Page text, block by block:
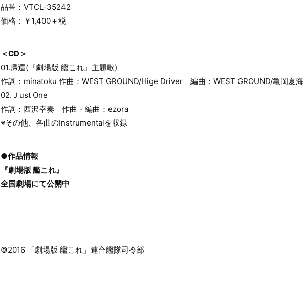
品番：VTCL-35242
価格：￥1,400＋税
＜CD＞
01.帰還(『劇場版 艦これ』主題歌)
作詞：minatoku 作曲：WEST GROUND/Hige Driver 編曲：WEST GROUND/亀岡夏海
02.Ｊust One
作詞：西沢幸奏 作曲・編曲：ezora
※その他、各曲のInstrumentalを収録
●作品情報
『劇場版 艦これ』
全国劇場にて公開中
©2016 「劇場版 艦これ」連合艦隊司令部